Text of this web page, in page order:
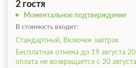
2 гостя
Моментальное подтверждение
В стоимость входит:
Стандартный, Включен завтрак
Бесплатная отмена до 19 августа
оплата не возвращается с 20